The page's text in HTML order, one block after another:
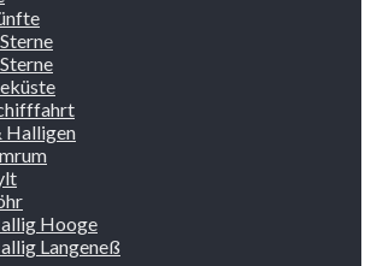
Halligen
Hooge
Langeneß